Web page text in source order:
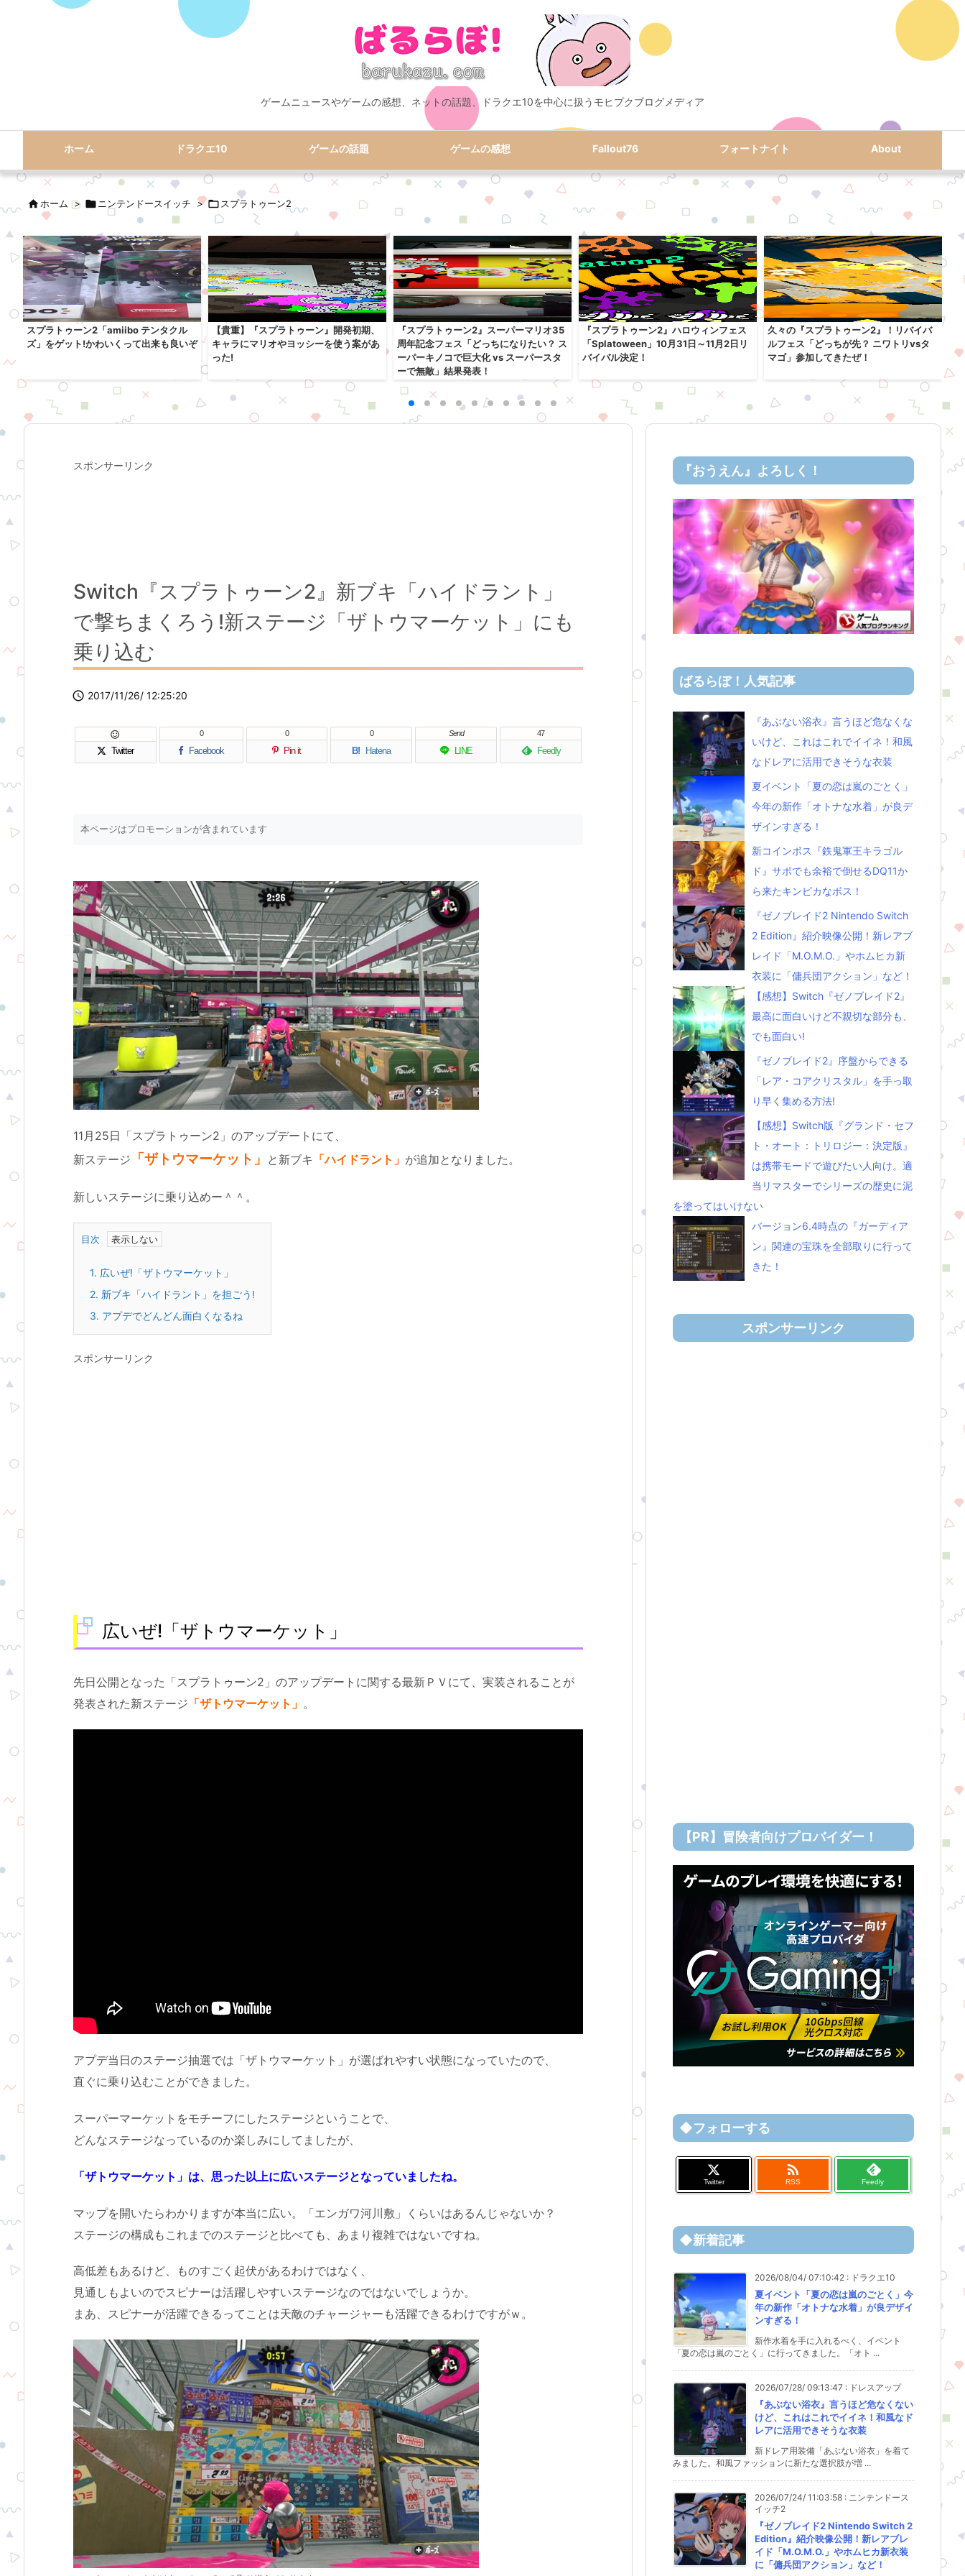
ゲームニュースやゲームの感想、ネットの話題、ドラクエ10を中心に扱うモヒプクブログメディア
ホーム ドラクエ10 ゲームの話題 ゲームの感想 Fallout76 フォートナイト About
ホーム >  ニンテンドースイッチ >  スプラトゥーン2
スプラトゥーン2「amiibo テンタクル
ズ」をゲット!かわいくって出来も良いぞ
【貴重】『スプラトゥーン』開発初期、
キャラにマリオやヨッシーを使う案があ
った!
『スプラトゥーン2』スーパーマリオ35
周年記念フェス「どっちになりたい？ ス
ーパーキノコで巨大化 vs スーパースタ
ーで無敵」結果発表！
『スプラトゥーン2』ハロウィンフェス
「Splatoween」10月31日～11月2日リ
バイバル決定！
久々の『スプラトゥーン2』！リバイバ
ルフェス「どっちが先？ ニワトリvsタ
マゴ」参加してきたぜ！
スポンサーリンク
Switch『スプラトゥーン2』新ブキ「ハイドラント」
で撃ちまくろう!新ステージ「ザトウマーケット」にも
乗り込む
 2017/11/26/ 12:25:20
Twitter

Facebook
0
Pin it
0
B! Hatena
0
LINE
Send
Feedly
47
本ページはプロモーションが含まれています
11月25日「スプラトゥーン2」のアップデートにて、
新ステージ 「ザトウマーケット」 と新ブキ 「ハイドラント」 が追加となりました。
新しいステージに乗り込めー＾＾。
目次
1. 広いぜ!「ザトウマーケット」
2. 新ブキ「ハイドラント」を担ごう!
3. アプデでどんどん面白くなるね
スポンサーリンク
広いぜ!「ザトウマーケット」
先日公開となった「スプラトゥーン2」のアップデートに関する最新ＰＶにて、実装されることが
発表された新ステージ 「ザトウマーケット」 。
アプデ当日のステージ抽選では「ザトウマーケット」が選ばれやすい状態になっていたので、
直ぐに乗り込むことができました。
スーパーマーケットをモチーフにしたステージということで、
どんなステージなっているのか楽しみにしてましたが、
「ザトウマーケット」は、思った以上に広いステージとなっていましたね。
マップを開いたらわかりますが本当に広い。「エンガワ河川敷」くらいはあるんじゃないか？
ステージの構成もこれまでのステージと比べても、あまり複雑ではないですね。
高低差もあるけど、ものすごく起伏があるわけではなく、
見通しもよいのでスピナーは活躍しやすいステージなのではないでしょうか。
まあ、スピナーが活躍できるってことは天敵のチャージャーも活躍できるわけですがｗ。
『おうえん』よろしく！
ばるらぼ！人気記事
『あぶない浴衣』言うほど危なくな
いけど、これはこれでイイネ！和風
なドレアに活用できそうな衣装
夏イベント「夏の恋は嵐のごとく」
今年の新作「オトナな水着」が良デ
ザインすぎる！
新コインボス『鉄鬼軍王キラゴル
ド』サポでも余裕で倒せるDQ11か
ら来たキンピカなボス！
『ゼノブレイド2 Nintendo Switch
2 Edition』紹介映像公開！新レアブ
レイド「M.O.M.O.」やホムヒカ新
衣装に「傭兵団アクション」など！
【感想】Switch『ゼノブレイド2』
最高に面白いけど不親切な部分も、
でも面白い!
『ゼノブレイド2』序盤からできる
「レア・コアクリスタル」を手っ取
り早く集める方法!
【感想】Switch版『グランド・セフ
ト・オート：トリロジー：決定版』
は携帯モードで遊びたい人向け。適
当リマスターでシリーズの歴史に泥
を塗ってはいけない
バージョン6.4時点の『ガーディア
ン』関連の宝珠を全部取りに行って
きた！
スポンサーリンク
【PR】冒険者向けプロバイダー！
◆フォローする
Twitter

RSS Feedly
◆新着記事
2026/08/04/ 07:10:42 : ドラクエ10
夏イベント「夏の恋は嵐のごとく」今
年の新作「オトナな水着」が良デザイ
ンすぎる！
新作水着を手に入れるべく、イベント
「夏の恋は嵐のごとく」に行ってきました。「オト ...
2026/07/28/ 09:13:47 : ドレスアップ
『あぶない浴衣』言うほど危なくない
けど、これはこれでイイネ！和風なド
レアに活用できそうな衣装
新ドレア用装備「あぶない浴衣」を着て
みました。和風ファッションに新たな選択肢が増 ...
2026/07/24/ 11:03:58 : ニンテンドース
イッチ2
『ゼノブレイド2 Nintendo Switch 2
Edition』紹介映像公開！新レアブレ
イド「M.O.M.O.」やホムヒカ新衣装
に「傭兵団アクション」など！